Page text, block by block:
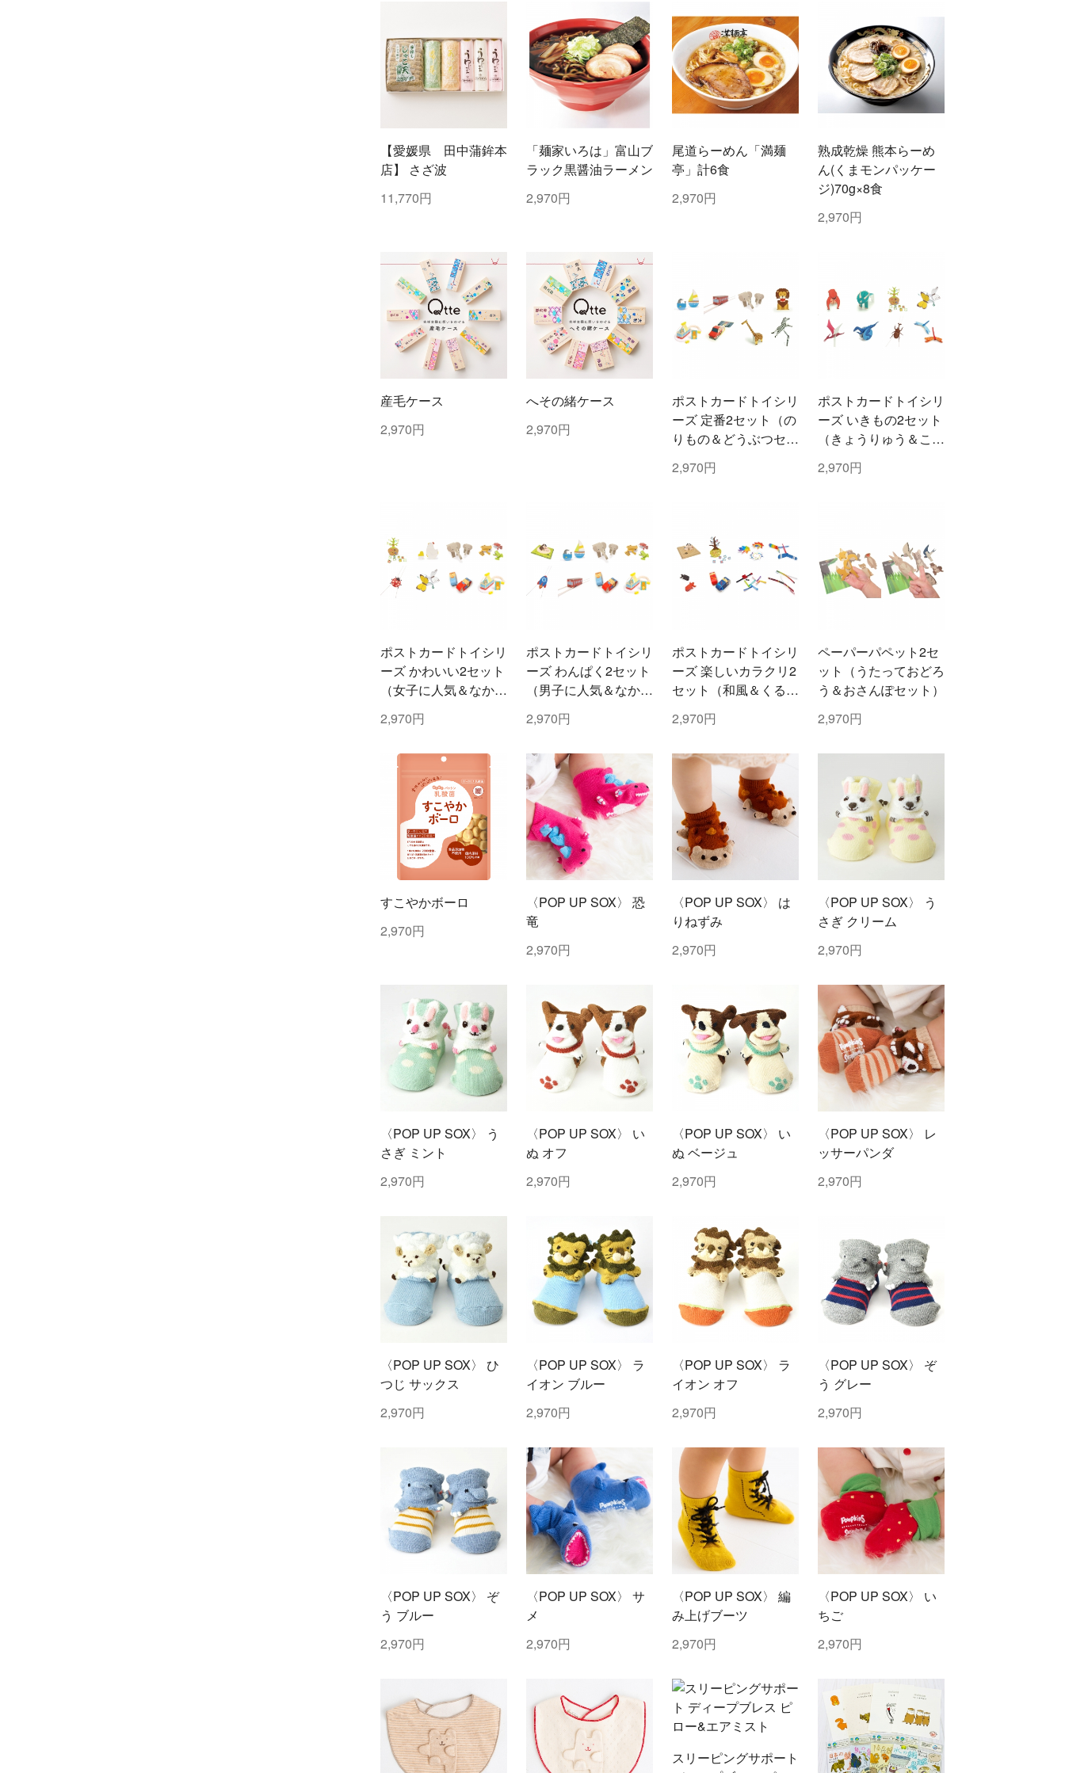
【愛媛県 田中蒲鉾本
店】 さざ波
11,770円
「麺家いろは」富山ブ
ラック黒醤油ラーメン
2,970円
尾道らーめん「満麺
亭」計6食
2,970円
熟成乾燥 熊本らーめ
ん(くまモンパッケー
ジ)70g×8食
2,970円
産毛ケース
2,970円
へその緒ケース
2,970円
ポストカードトイシリ
ーズ 定番2セット（の
りもの＆どうぶつセレ
クション）
2,970円
ポストカードトイシリ
ーズ いきもの2セット
（きょうりゅう＆こん
ちゅうセレクション）
2,970円
ポストカードトイシリ
ーズ かわいい2セット
（女子に人気＆なかよ
2,970円
ポストカードトイシリ
ーズ わんぱく2セット
（男子に人気＆なかよ
2,970円
ポストカードトイシリ
ーズ 楽しいカラクリ2
セット（和風＆くるく
2,970円
ペーパーパペット2セ
ット（うたっておどろ
う＆おさんぽセット）
2,970円
すこやかボーロ
2,970円
〈POP UP SOX〉 恐
竜
2,970円
〈POP UP SOX〉 は
りねずみ
2,970円
〈POP UP SOX〉 う
さぎ クリーム
2,970円
〈POP UP SOX〉 う
さぎ ミント
2,970円
〈POP UP SOX〉 い
ぬ オフ
2,970円
〈POP UP SOX〉 い
ぬ ベージュ
2,970円
〈POP UP SOX〉 レ
ッサーパンダ
2,970円
〈POP UP SOX〉 ひ
つじ サックス
2,970円
〈POP UP SOX〉 ラ
イオン ブルー
2,970円
〈POP UP SOX〉 ラ
イオン オフ
2,970円
〈POP UP SOX〉 ぞ
う グレー
2,970円
〈POP UP SOX〉 ぞ
う ブルー
2,970円
〈POP UP SOX〉 サ
メ
2,970円
〈POP UP SOX〉 編
み上げブーツ
2,970円
〈POP UP SOX〉 い
ちご
2,970円
スリーピングサポート